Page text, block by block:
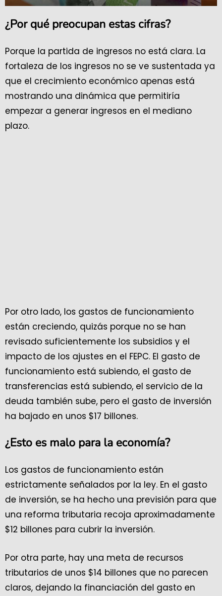
¿Por qué preocupan estas cifras?
Porque la partida de ingresos no está clara. La
fortaleza de los ingresos no se ve sustentada ya
que el crecimiento económico apenas está
mostrando una dinámica que permitiría
empezar a generar ingresos en el mediano
plazo.
Por otro lado, los gastos de funcionamiento
están creciendo, quizás porque no se han
revisado suficientemente los subsidios y el
impacto de los ajustes en el FEPC. El gasto de
funcionamiento está subiendo, el gasto de
transferencias está subiendo, el servicio de la
deuda también sube, pero el gasto de inversión
ha bajado en unos $17 billones.
¿Esto es malo para la economía?
Los gastos de funcionamiento están
estrictamente señalados por la ley. En el gasto
de inversión, se ha hecho una previsión para que
una reforma tributaria recoja aproximadamente
$12 billones para cubrir la inversión.
Por otra parte, hay una meta de recursos
tributarios de unos $14 billones que no parecen
claros, dejando la financiación del gasto en